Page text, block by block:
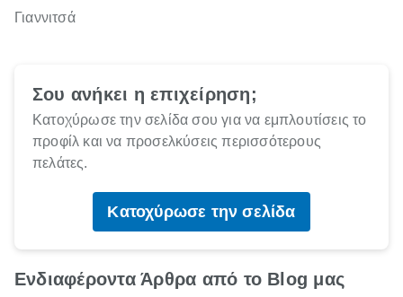
Γιαννιτσά
Σου ανήκει η επιχείρηση;
Κατοχύρωσε την σελίδα σου για να εμπλουτίσεις το
προφίλ και να προσελκύσεις περισσότερους
πελάτες.
Κατοχύρωσε την σελίδα
Ενδιαφέροντα Άρθρα από το Blog μας